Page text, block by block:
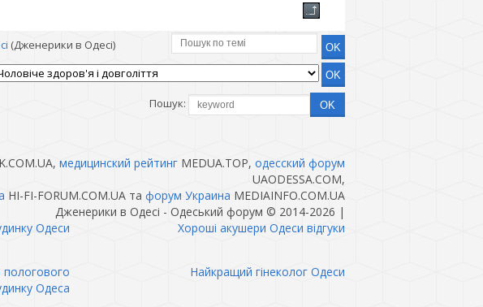
(Дженерики в Одесі)
Пошук:
медицинский рейтингMEDUA.TOP, одесский форум
UAODESSA.COM,
HI-FI-FORUM.COM.UA та форум Украина MEDIAINFO.COM.UA
Дженерики в Одесі - Одеський форум © 2014-2026 |
Одеси Хороші акушери Одеси відгуки
пологового
Одеса
Найкращий гінеколог Одеси